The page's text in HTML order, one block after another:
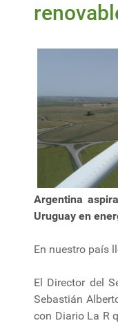
Argentina
Uruguay en
En nuestro país
El Director del
Sebastián
con Diario La R